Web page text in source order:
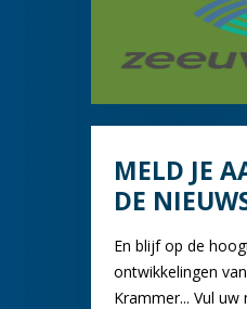
MELD JE
DE
En blijf op de
ontwikkelingen
Krammer... Vul